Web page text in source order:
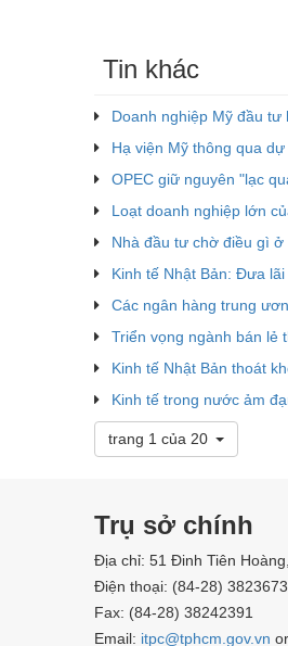
Tin khác
Doanh nghiệp Mỹ đầu tư
Hạ viện Mỹ thông qua
OPEC giữ nguyên "lạc
Loạt doanh nghiệp lớn
Nhà đầu tư chờ điều gì
Kinh tế Nhật Bản: Đưa
Các ngân hàng trung
Triển vọng ngành bán lẻ
Kinh tế Nhật Bản thoát
Kinh tế trong nước ảm
trang 1 của 20
Trụ sở chính
Địa chỉ: 51 Đinh Tiên
Điện thoại: (84-28)
Fax: (84-28) 38242391
Email: itpc@tphcm.gov.vn or